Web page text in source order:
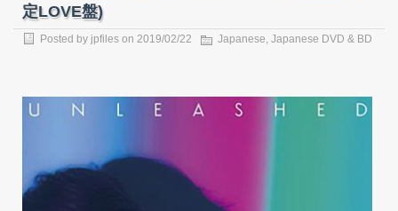
定LOVE盤)
Posted by jpfiles on 2019/02/22 Japanese, Japanese DVD & BD